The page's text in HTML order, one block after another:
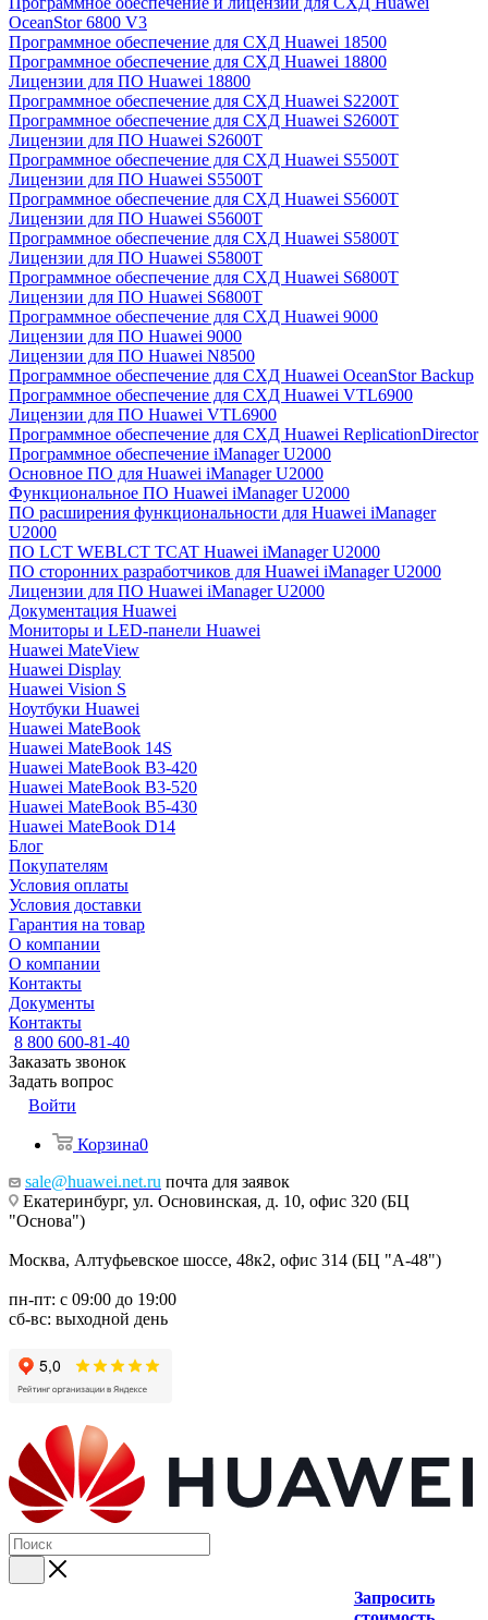
OceanStor 6800 V3
Программное обеспечение для СХД Huawei 18500
Программное обеспечение для СХД Huawei 18800
Лицензии для ПО Huawei 18800
Программное обеспечение для СХД Huawei S2200T
Программное обеспечение для СХД Huawei S2600T
Лицензии для ПО Huawei S2600T
Программное обеспечение для СХД Huawei S5500T
Лицензии для ПО Huawei S5500T
Программное обеспечение для СХД Huawei S5600T
Лицензии для ПО Huawei S5600T
Программное обеспечение для СХД Huawei S5800T
Лицензии для ПО Huawei S5800T
Программное обеспечение для СХД Huawei S6800T
Лицензии для ПО Huawei S6800T
Программное обеспечение для СХД Huawei 9000
Лицензии для ПО Huawei 9000
Лицензии для ПО Huawei N8500
Программное обеспечение для СХД Huawei OceanStor Backup
Программное обеспечение для СХД Huawei VTL6900
Лицензии для ПО Huawei VTL6900
Программное обеспечение для СХД Huawei ReplicationDirector
Программное обеспечение iManager U2000
Основное ПО для Huawei iManager U2000
Функциональное ПО Huawei iManager U2000
ПО расширения функциональности для Huawei iManager
U2000
ПО LCT WEBLCT TCAT Huawei iManager U2000
ПО сторонних разработчиков для Huawei iManager U2000
Лицензии для ПО Huawei iManager U2000
Документация Huawei
Мониторы и LED-панели Huawei
Huawei MateView
Huawei Display
Huawei Vision S
Ноутбуки Huawei
Huawei MateBook
Huawei MateBook 14S
Huawei MateBook B3-420
Huawei MateBook B3-520
Huawei MateBook B5-430
Huawei MateBook D14
Блог
Покупателям
Условия оплаты
Условия доставки
Гарантия на товар
О компании
О компании
Контакты
Документы
Контакты
8 800 600-81-40
Заказать звонок
Задать вопрос
Войти
Корзина0
sale@huawei.net.ru почта для заявок
Екатеринбург, ул. Основинская, д. 10, офис 320 (БЦ
"Основа")
Москва, Алтуфьевское шоссе, 48к2, офис 314 (БЦ "А-48")
пн-пт: с 09:00 до 19:00
сб-вс: выходной день
Запросить